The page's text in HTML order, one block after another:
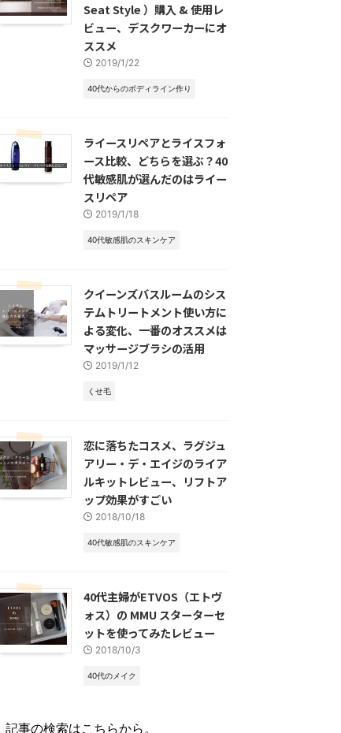
Seat Style ）購入 & 使用レ
ビュー、デスクワーカーにオ
ススメ
2019/1/22
40代からのボディライン作り
ライースリペアとライスフォ
ース比較、どちらを選ぶ？40
代敏感肌が選んだのはライー
スリペア
2019/1/18
40代敏感肌のスキンケア
クイーンズバスルームのシス
テムトリートメント使い方に
よる変化、一番のオススメは
マッサージブラシの活用
2019/1/12
くせ毛
恋に落ちたコスメ、ラグジュ
アリー・デ・エイジのライア
ルキットレビュー、リフトア
ップ効果がすごい
2018/10/18
40代敏感肌のスキンケア
40代主婦がETVOS（エトヴ
ォス）の MMU スターターセ
ットを使ってみたレビュー
2018/10/3
40代のメイク
記事の検索はこちらから。